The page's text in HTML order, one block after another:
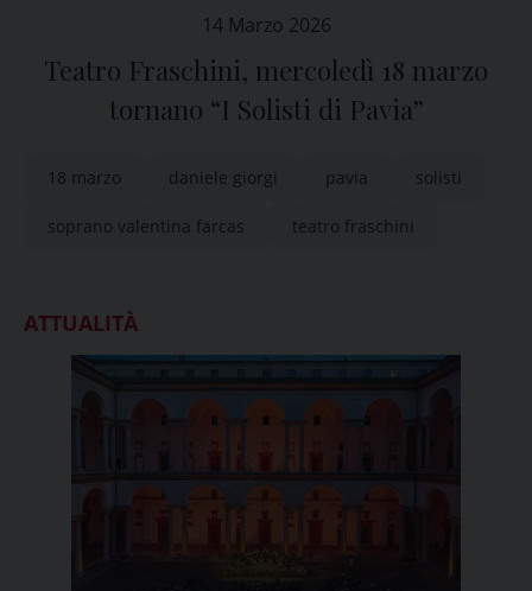
14 Marzo 2026
Teatro Fraschini, mercoledì 18 marzo
tornano “I Solisti di Pavia”
18 marzo daniele giorgi pavia solisti
soprano valentina farcas teatro fraschini
ATTUALITÀ